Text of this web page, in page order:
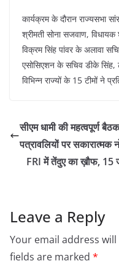
कार्यक्रम के दौरान राज्यसभा
श्रीमती सोना सजवाण, विधायक
विक्रम सिंह पांवर के अलावा
एसोसिएशन के सचिव डीके सिंह,
विभिन्न राज्यों के 15 टीमों ने
सीएम धामी की महत्वपूर्ण
पत्रावलियों पर सकारात्मक
FRI में तेंदुए का ख़ौफ, 15
Leave a Reply
Your email address
fields are marked *